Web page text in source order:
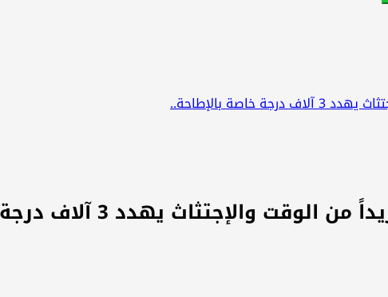
بالإطاحة..
يهدد 3 آلاف درجة خاصة بالإطاحة..